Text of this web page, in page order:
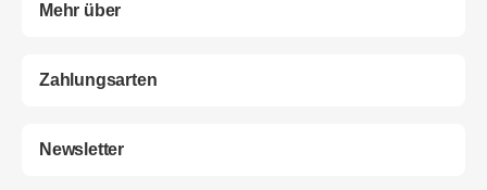
Mehr über
Zahlungsarten
Newsletter